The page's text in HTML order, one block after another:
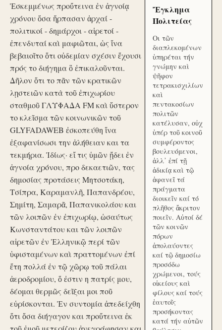
Ἐσκεμμένως προὔτεινα ἐν ἀγνοίᾳ
χρόνου ὅσα ἥρπασαν ἀρχαί -
πολιτικοί - δημάρχοι - αἱρετοί -
ἐπενδυταί καὶ μαφιῶται, ὡς ἵνα
βεβαιοῖτο ὅτι οὐδεμίαν σχέσιν ἔχουσι
πρός το διήγημα ὃ ἐπικαλοῦνται.
Δῆλον ὅτι το πᾶν τῶν κρατικῶν
λῃστειῶν κατὰ τοῦ ἐπιχωρίου
σταθμοῦ ΓΛΥΦΑΔΑ FM καὶ ὕστερον
το κλεῖσμα τῶν κοινωνικῶν τοῦ
GLYFADAWEB ἐσκοπεύθη ἵνα
ἐξαφανίσωσι την ἀλήθειαν και τα
τεκμήρια. Ἰδίως· εἴ τις ὑμῶν ᾔδει ἐν
ἀγνοία χρόνου, προ δεκαετιῶν, τας
δημοσίας προτάσεις Μητσοτάκη,
Τσίπρα, Καραμανλῆ, Παπανδρέου,
Σημίτη, Σαμαρᾶ, Παπανικολάου και
τῶν λοιπῶν ἐν ἐπιχωρίῳ, ὡσαύτως
Κωνσταντάτου και τῶν λοιπῶν
αἱρετῶν ἐν Ἑλληνικῷ περί τῶν
ὑφισταμένων καὶ πραττομένων ἐπί
ἔτη πολλά ἐν τῷ χῶρῳ τοῦ πάλαι
ἀεροδρομίου, ὅ ἐστιν η πατρίς μου,
δέομαι θερμῶς δεῖξαι μοι ποῦ
εὑρίσκονται. Ἐν συντομία ἀπεδείχθη
ὅτι ὅσα διήγαγον και προὔτεινα ἐκ
Ἔγκλημα
Πολιτείας
Οι τῶν
διαπλεκομένων
ὑπηρέται τήν
γνώμην καὶ
ψῆφον
τετρακισχιλίων
καὶ
πεντακοσίων
πολιτῶν
κατέλυσαν, οὐχ
ὑπέρ τοῦ κοινοῦ
συμφέροντος
βουλευόμενοι,
ἀλλ᾽ ἐπί τῇ
ἀδικίᾳ καὶ τῷ
ἀφανεῖ τά
πράγματα
διοικεῖν καί τό
πλῆθος ἄκριτον
ποιεῖν. Αὐτοί δέ
τῶν κοινῶν
πόρων
ἀπολαύοντες
καί τῷ δημοσίω
προσόδω
χρώμενοι, τούς
οἰκείους καὶ
φίλους καί τούς
ἑαυτοῖς
προσήκοντας
κατά τήν αὑτῶν